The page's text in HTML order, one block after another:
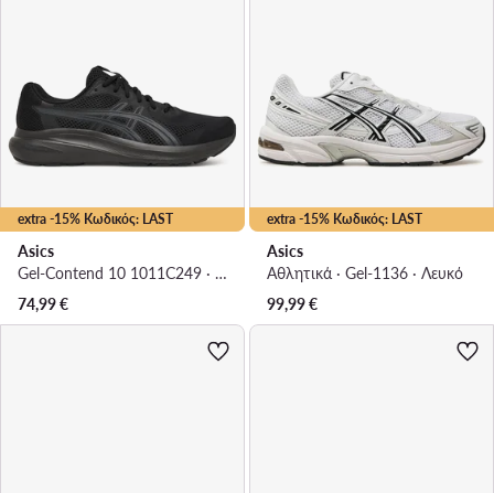
extra -15% Κωδικός: LAST
Asics
Gel-Contend 10 1011C249 · Παπούτσια για Τρέξιμο
74,99€
extra -15% Κωδικός: LAST
Asics
Αθλητικά · Gel-1136 · Λευκό
99,99€